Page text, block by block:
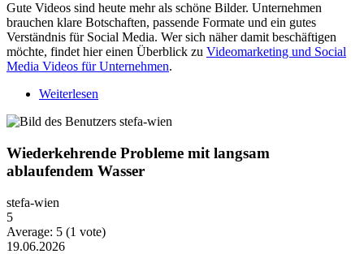
Gute Videos sind heute mehr als schöne Bilder. Unternehmen
brauchen klare Botschaften, passende Formate und ein gutes
Verständnis für Social Media. Wer sich näher damit beschäftigen
möchte, findet hier einen Überblick zu Videomarketing und Social
Media Videos für Unternehmen.
Weiterlesen
Wiederkehrende Probleme mit langsam
ablaufendem Wasser
stefa-wien
5
Average: 5 (1 vote)
19.06.2026